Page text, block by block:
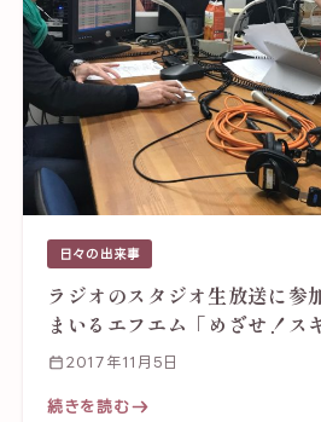
日々の出来事
ラジオのスタジオ生放送に
まいるエフエム「めざせ！ス
2017年11月5日
続きを読む